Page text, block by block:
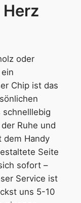
oder
Chip ist das
schnelllebig
Ruhe und
dem Handy
Seite
sofort –
Service ist
uns 5-10